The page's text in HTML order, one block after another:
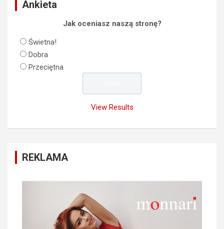
Ankieta
Jak oceniasz naszą stronę?
Świetna!
Dobra
Przeciętna
View Results
REKLAMA